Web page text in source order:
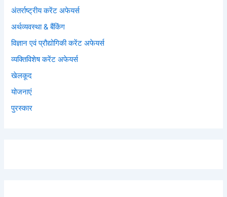
अंतर्राष्ट्रीय करेंट अफेयर्स
अर्थव्यवस्था & बैंकिंग
विज्ञान एवं प्रौद्योगिकी करेंट अफेयर्स
व्यक्तिविशेष करेंट अफेयर्स
खेलकूद
योजनाएं
पुरस्कार